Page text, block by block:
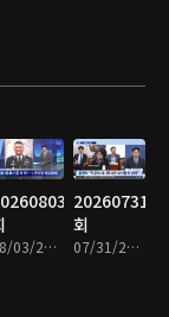
08/03/2026 • 1시간 34분
20260731
회
07/31/2026 • 1시간 34분